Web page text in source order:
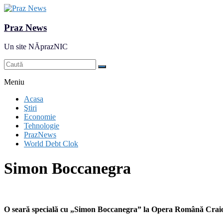
Praz News
Un site NĂprazNIC
Meniu
Acasa
Ştiri
Economie
Tehnologie
PrazNews
World Debt Clok
Simon Boccanegra
O seară specială cu „Simon Boccanegra” la Opera Română